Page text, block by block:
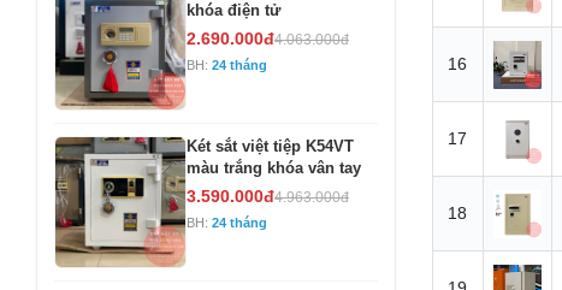
khóa điện tử
2.690.000đ4.063.000đ
BH: 24 tháng
Két sắt việt tiệp K54VT
màu trắng khóa vân tay
3.590.000đ4.963.000đ
BH: 24 tháng
16
17
18